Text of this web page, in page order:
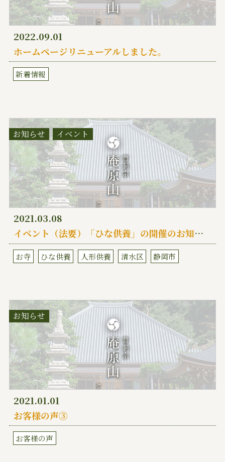
2022.09.01
ホームページリニューアルしました。
新着情報
お知らせ イベント
2021.03.08
イベント（法要）「ひな供養」の開催のお知らせ
お寺 ひな供養 人形供養 清水区 静岡市
お知らせ
2021.01.01
お客様の声③
お客様の声